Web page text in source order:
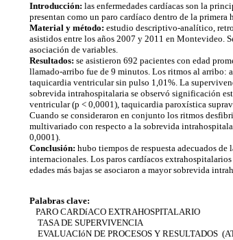
Introducción: las enfermedades cardíacas son la
presentan como un paro cardíaco dentro de la primera
Material y método: estudio descriptivo-analítico,
asistidos entre los años 2007 y 2011 en Montevideo.
asociación de variables.
Resultados: se asistieron 692 pacientes con edad
llamado-arribo fue de 9 minutos. Los ritmos al
taquicardia ventricular sin pulso 1,01%. La
sobrevida intrahospitalaria se observó significación
ventricular (p < 0,0001), taquicardia paroxística
Cuando se consideraron en conjunto los ritmos
multivariado con respecto a la sobrevida
0,0001).
Conclusión: hubo tiempos de respuesta adecuados
internacionales. Los paros cardíacos extrahospitalarios
edades más bajas se asociaron a mayor sobrevida
Palabras clave:
PARO CARDíACO EXTRAHOSPITALARIO
TASA DE SUPERVIVENCIA
EVALUACIóN DE PROCESOS Y RESULTADOS